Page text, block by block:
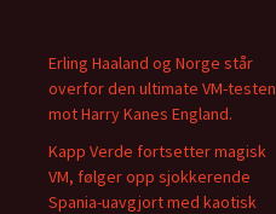
Erling Haaland og Norge står
overfor den ultimate VM-testen
mot Harry Kanes England.
Kapp Verde fortsetter magisk
VM, følger opp sjokkerende
Spania-uavgjort med kaotisk